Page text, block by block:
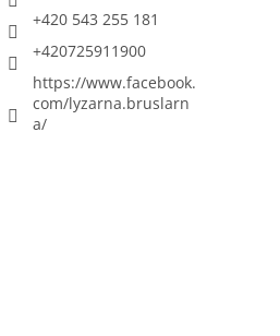
+420 543 255 181
+420725911900
https://www.facebook.
com/lyzarna.bruslarn
a/